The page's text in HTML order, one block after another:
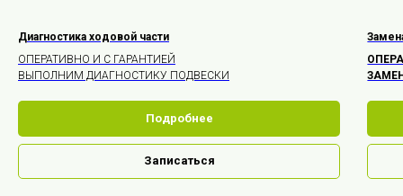
Диагностика ходовой части
ОПЕРАТИВНО И С ГАРАНТИЕЙ
ВЫПОЛНИМ ДИАГНОСТИКУ ПОДВЕСКИ
Подробнее
Записаться